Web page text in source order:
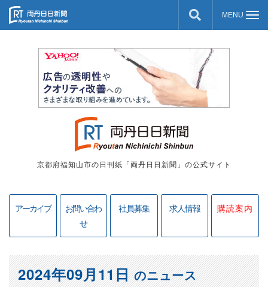
京都府福知山市の日刊紙「両丹日日新聞」の公式サイト
アーカイブ
お問い合わ
せ
社員募集 求人情報 購読案内
2024年09月11日のニュース